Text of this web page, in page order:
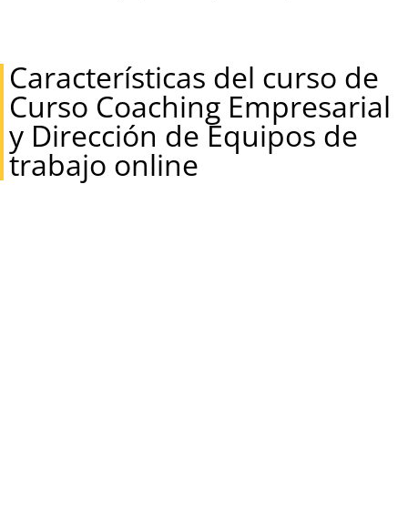
Características del curso de
Curso Coaching Empresarial
y Dirección de Equipos de
trabajo online